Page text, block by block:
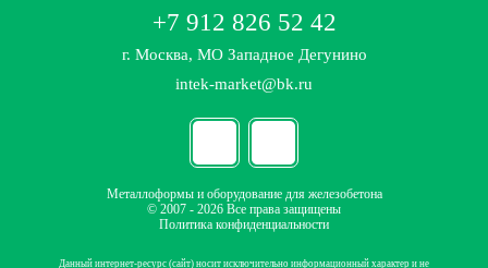
+7 912 826 52 42
г. Москва, МО Западное Дегунино
intek-market@bk.ru
Металлоформы и оборудование для железобетона
© 2007 - 2026 Все права защищены
Политика конфиденциальности
Данный интернет-ресурс (сайт) носит исключительно информационный характер и не